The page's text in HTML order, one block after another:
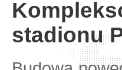
stadionu